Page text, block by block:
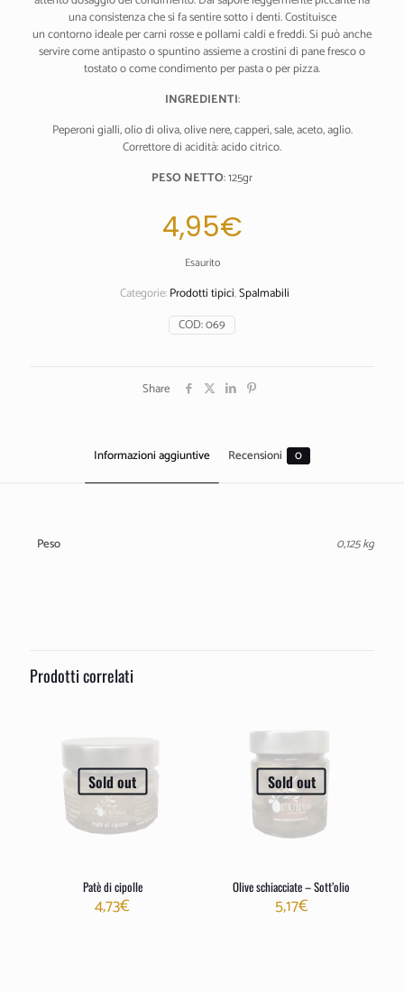
una consistenza che si fa sentire sotto i denti. Costituisce
un contorno ideale per carni rosse e pollami caldi e freddi. Si può anche
servire come antipasto o spuntino assieme a crostini di pane fresco o
tostato o come condimento per pasta o per pizza.
INGREDIENTI:
Peperoni gialli, olio di oliva, olive nere, capperi, sale, aceto, aglio.
Correttore di acidità: acido citrico.
PESO NETTO: 125gr
4,95€
Esaurito
COD:069
Categorie:Prodotti tipici,Spalmabili
Share
Informazioni aggiuntive Recensioni 0
Peso 0,125 kg
Prodotti correlati
Sold out
Patè di cipolle
4,73€
Sold out
Olive schiacciate – Sott’olio
5,17€